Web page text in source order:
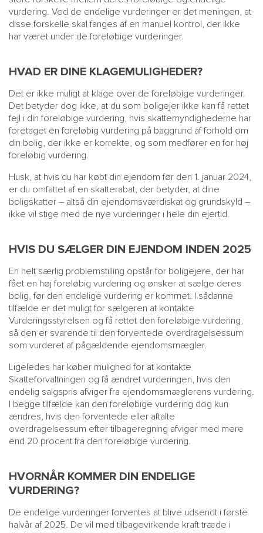
vurdering. Ved de endelige vurderinger er det meningen, at
disse forskelle skal fanges af en manuel kontrol, der ikke
har været under de foreløbige vurderinger.
HVAD ER DINE KLAGEMULIGHEDER?
Det er ikke muligt at klage over de foreløbige vurderinger.
Det betyder dog ikke, at du som boligejer ikke kan få rettet
fejl i din foreløbige vurdering, hvis skattemyndighederne har
foretaget en foreløbig vurdering på baggrund af forhold om
din bolig, der ikke er korrekte, og som medfører en for høj
foreløbig vurdering.
Husk, at hvis du har købt din ejendom før den 1. januar 2024,
er du omfattet af en skatterabat, der betyder, at dine
boligskatter – altså din ejendomsværdiskat og grundskyld –
ikke vil stige med de nye vurderinger i hele din ejertid.
HVIS DU SÆLGER DIN EJENDOM INDEN 2025
En helt særlig problemstilling opstår for boligejere, der har
fået en høj foreløbig vurdering og ønsker at sælge deres
bolig, før den endelige vurdering er kommet. I sådanne
tilfælde er det muligt for sælgeren at kontakte
Vurderingsstyrelsen og få rettet den foreløbige vurdering,
så den er svarende til den forventede overdragelsessum
som vurderet af pågældende ejendomsmægler.
Ligeledes har køber mulighed for at kontakte
Skatteforvaltningen og få ændret vurderingen, hvis den
endelig salgspris afviger fra ejendomsmæglerens vurdering.
I begge tilfælde kan den foreløbige vurdering dog kun
ændres, hvis den forventede eller aftalte
overdragelsessum efter tilbageregning afviger med mere
end 20 procent fra den foreløbige vurdering.
HVORNÅR KOMMER DIN ENDELIGE
VURDERING?
De endelige vurderinger forventes at blive udsendt i første
halvår af 2025. De vil med tilbagevirkende kraft træde i